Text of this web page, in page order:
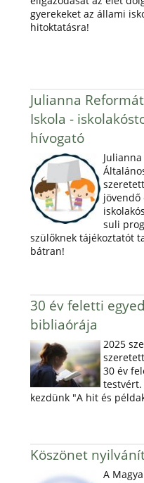
gyerekeket az állami
hitoktatásra!
Julianna
Iskola -
hívogató
jövendő
suli
szülőknek tájékoztatót
bátran!
30 év feletti
bibliaórája
2025
30 év
kezdünk "A hit és
Köszönet
A